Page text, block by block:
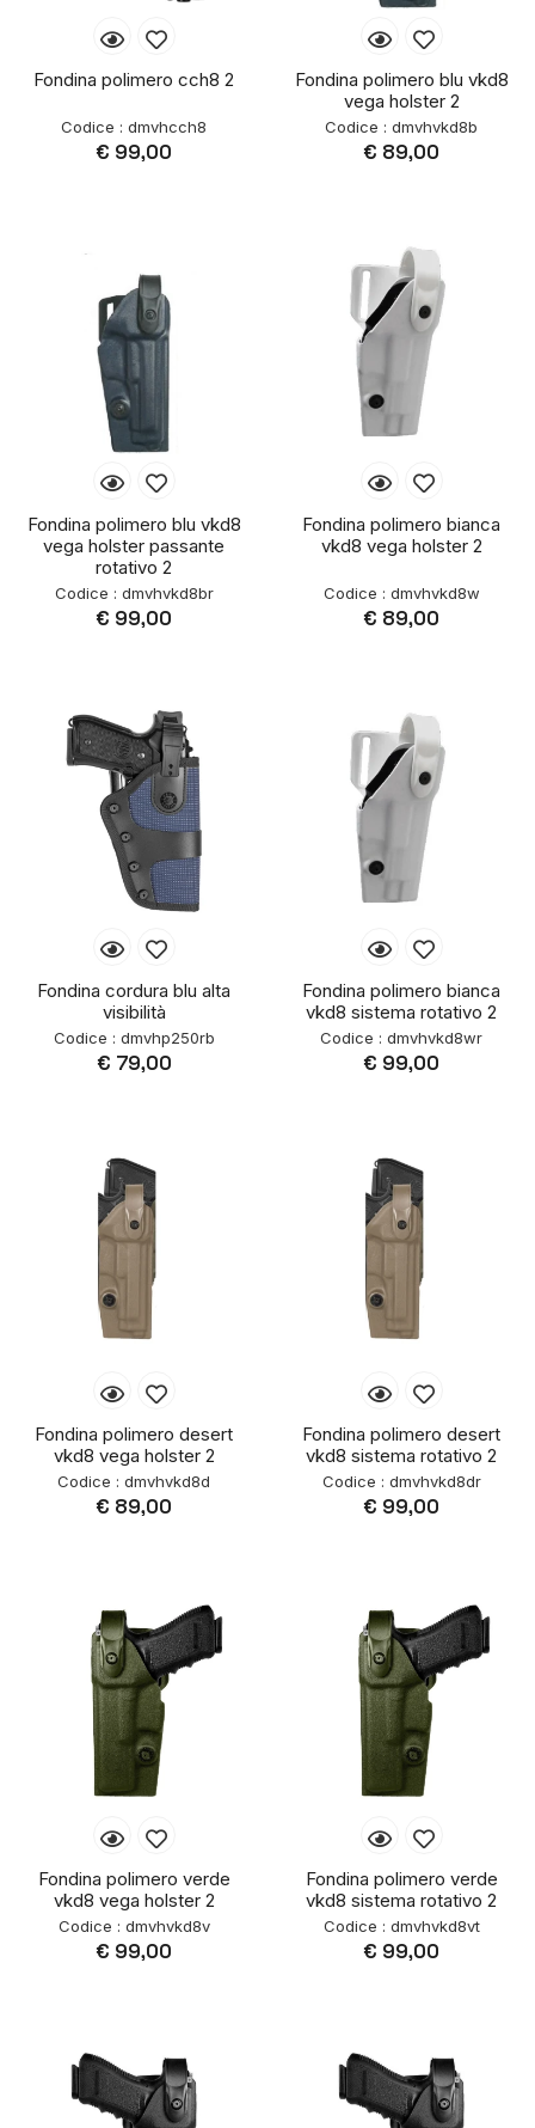
Fondina polimero cch8 2
Codice : dmvhcch8
€ 99,00
Fondina polimero blu vkd8
vega holster 2
Codice : dmvhvkd8b
€ 89,00
Fondina polimero blu vkd8
vega holster passante
rotativo 2
Codice : dmvhvkd8br
€ 99,00
Fondina polimero bianca
vkd8 vega holster 2
Codice : dmvhvkd8w
€ 89,00
Fondina cordura blu alta
visibilità
Codice : dmvhp250rb
€ 79,00
Fondina polimero bianca
vkd8 sistema rotativo 2
Codice : dmvhvkd8wr
€ 99,00
Fondina polimero desert
vkd8 vega holster 2
Codice : dmvhvkd8d
€ 89,00
Fondina polimero desert
vkd8 sistema rotativo 2
Codice : dmvhvkd8dr
€ 99,00
Fondina polimero verde
vkd8 vega holster 2
Codice : dmvhvkd8v
€ 99,00
Fondina polimero verde
vkd8 sistema rotativo 2
Codice : dmvhvkd8vt
€ 99,00